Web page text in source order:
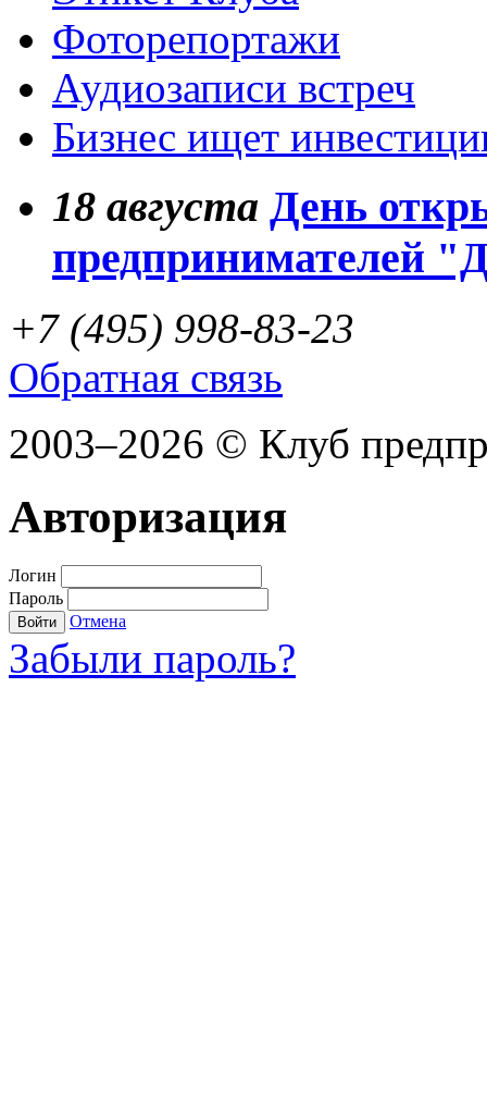
Фоторепортажи
Аудиозаписи встреч
Бизнес ищет
18 августа День
предпринимателей
+7 (495) 998-83-23
Обратная связь
2003–2026 © Клуб
Авторизация
Логин
Пароль
Войти Отмена
Забыли пароль?